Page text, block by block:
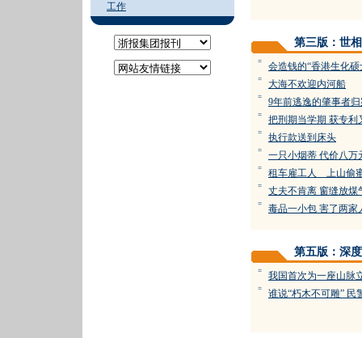
工作
第三版：世相
= 会造钱的“香港生化
= 大海不欢迎内河船
= 9年前逃逸的肇事者
= 把刑期当学期 获专利
= 执行款送到床头
= 一只小烟蒂 代价八万
= 租车雇工人 上山
= 丈夫不肯离 窗缝放煤
= 毒品一小包 害了
第五版：深度
= 我国首次为一座山脉
= 谁说“朽木不可雕” 民